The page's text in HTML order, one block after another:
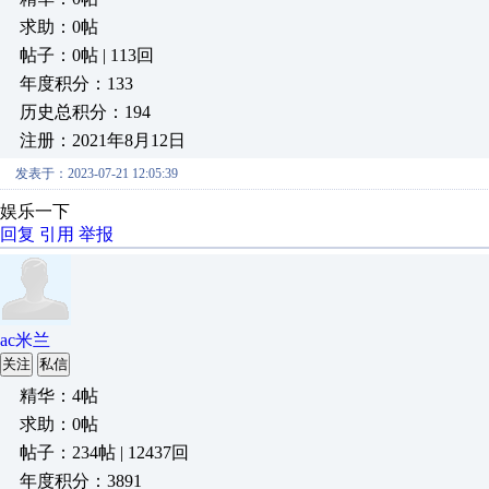
求助：0帖
帖子：0帖 | 113回
年度积分：133
历史总积分：194
注册：2021年8月12日
发表于：2023-07-21 12:05:39
娱乐一下
回复 引用 举报
ac米兰
关注 私信
精华：4帖
求助：0帖
帖子：234帖 | 12437回
年度积分：3891